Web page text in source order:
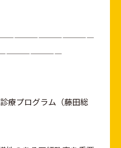
療プログラム（藤田総